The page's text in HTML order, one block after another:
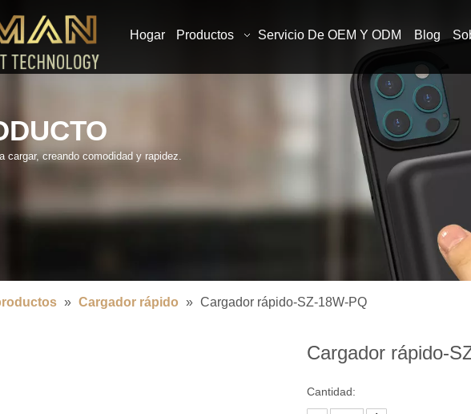
Hogar Productos Servicio De OEM Y ODM Blog
cargar, creando comodidad y rapidez.
» Cargador rápido » Cargador rápido-SZ-18W-PQ
Cargador rápido-
Cantidad: